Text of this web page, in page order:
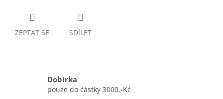
ZEPTAT SE SDÍLET
Dobírka
pouze do částky 3000,-Kč